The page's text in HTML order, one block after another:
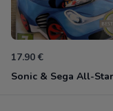
17.90 €